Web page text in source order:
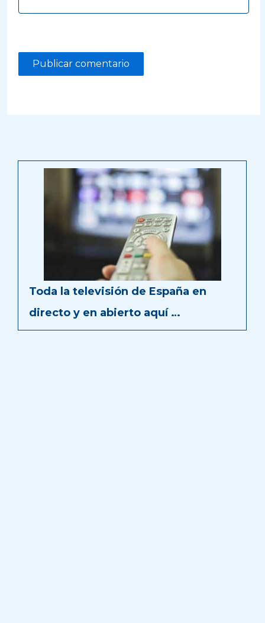
Toda la televisión de España en
directo y en abierto aquí …